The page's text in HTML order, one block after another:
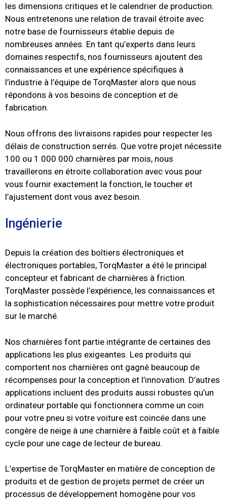
les dimensions critiques et le calendrier de production.
Nous entretenons une relation de travail étroite avec
notre base de fournisseurs établie depuis de
nombreuses années. En tant qu’experts dans leurs
domaines respectifs, nos fournisseurs ajoutent des
connaissances et une expérience spécifiques à
l’industrie à l’équipe de TorqMaster alors que nous
répondons à vos besoins de conception et de
fabrication.
Nous offrons des livraisons rapides pour respecter les
délais de construction serrés. Que votre projet nécessite
100 ou 1 000 000 charnières par mois, nous
travaillerons en étroite collaboration avec vous pour
vous fournir exactement la fonction, le toucher et
l’ajustement dont vous avez besoin.
Ingénierie
Depuis la création des boîtiers électroniques et
électroniques portables, TorqMaster a été le principal
concepteur et fabricant de charnières à friction.
TorqMaster possède l’expérience, les connaissances et
la sophistication nécessaires pour mettre votre produit
sur le marché.
Nos charnières font partie intégrante de certaines des
applications les plus exigeantes. Les produits qui
comportent nos charnières ont gagné beaucoup de
récompenses pour la conception et l’innovation. D’autres
applications incluent des produits aussi robustes qu’un
ordinateur portable qui fonctionnera comme un coin
pour votre pneu si votre voiture est coincée dans une
congère de neige à une charnière à faible coût et à faible
cycle pour une cage de lecteur de bureau.
L’expertise de TorqMaster en matière de conception de
produits et de gestion de projets permet de créer un
processus de développement homogène pour vos